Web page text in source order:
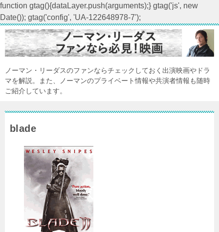
function gtag(){dataLayer.push(arguments);} gtag('js', new
Date()); gtag('config', 'UA-122648978-7');
ノーマン・リーダスのファンならチェックしておく出演映画やドラ
マを解説。また、ノーマンのプライベート情報や共演者情報も随時
ご紹介しています。
blade